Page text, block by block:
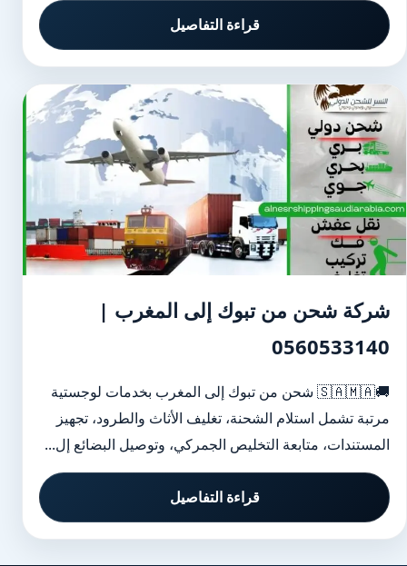
قراءة التفاصيل
شركة شحن من تبوك إلى المغرب |
0560533140
🚚🇸🇦🇲🇦 شحن من تبوك إلى المغرب بخدمات لوجستية
مرتبة تشمل استلام الشحنة، تغليف الأثاث والطرود، تجهيز
المستندات، متابعة التخليص الجمركي، وتوصيل البضائع إل...
قراءة التفاصيل